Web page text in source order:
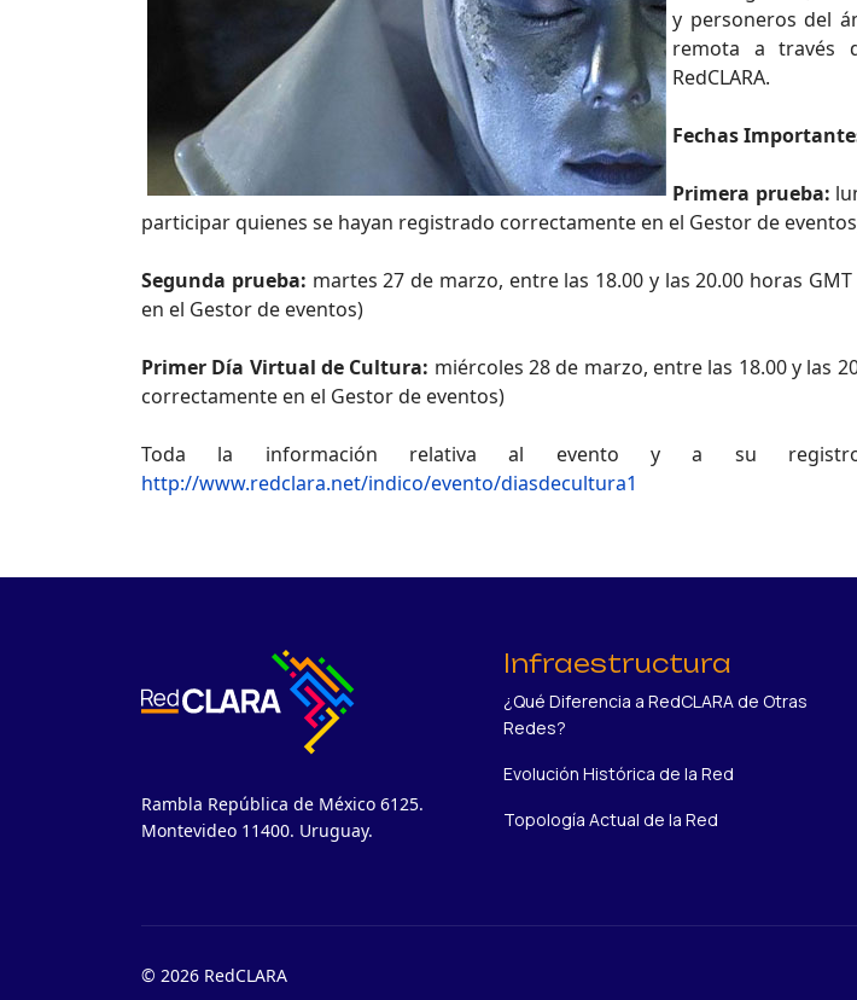
y personeros del
remota a través
RedCLARA.
Fechas
Primera prueba:
participar quienes se hayan registrado correctamente en el Gestor de
Segunda prueba: martes 27 de marzo, entre las 18.00 y las 20.00 horas
en el Gestor de eventos)
Primer Día Virtual de Cultura: miércoles 28 de marzo, entre las 18.00 y las
correctamente en el Gestor de eventos)
Toda la información relativa al evento y a su
http://www.redclara.net/indico/evento/diasdecultura1
Rambla República de México 6125.
Montevideo 11400. Uruguay.
Infraestructura
¿Qué Diferencia a RedCLARA de Otras
Redes?
Evolución Histórica de la Red
Topología Actual de la Red
© 2026 RedCLARA